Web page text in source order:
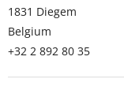
1831 Diegem
Belgium
+32 2 892 80 35